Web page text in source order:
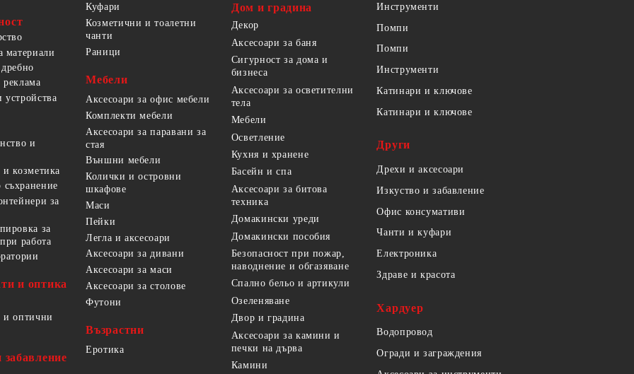
материали
и
козметика
за
за
работа
и оптика
и оптични
забавление
Куфари
Козметични и тоалетни
чанти
Раници
Мебели
Аксесоари за офис мебели
Комплекти мебели
Аксесоари за паравани за
стая
Външни мебели
Колички и островни
шкафове
Маси
Пейки
Легла и аксесоари
Аксесоари за дивани
Аксесоари за маси
Аксесоари за столове
Футони
Възрастни
Еротика
Дом и градина
Декор
Аксесоари за баня
Сигурност за дома и
бизнеса
Аксесоари за осветителни
тела
Мебели
Осветление
Кухня и хранене
Басейн и спа
Аксесоари за битова
техника
Домакински уреди
Домакински пособия
Безопасност при пожар,
наводнение и обгазяване
Спално бельо и артикули
Озеленяване
Двор и градина
Аксесоари за камини и
печки на дърва
Камини
Инструменти
Помпи
Помпи
Инструменти
Катинари и ключове
Катинари и ключове
Други
Дрехи и аксесоари
Изкуство и забавление
Офис консумативи
Чанти и куфари
Електроника
Здраве и красота
Хардуер
Водопровод
Огради и заграждения